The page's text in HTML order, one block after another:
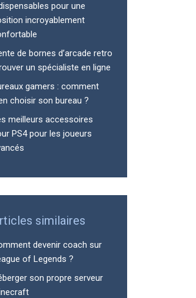
pour une
incroyablement
de bornes d’arcade retro
un spécialiste en ligne
gamers : comment
choisir son bureau ?
meilleurs accessoires
PS4 pour les joueurs
similaires
devenir coach sur
of Legends ?
son propre serveur